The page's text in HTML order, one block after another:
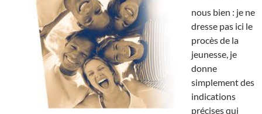
nous bien : je ne
dresse pas ici le
procès de la
jeunesse, je
donne
simplement des
indications
précises qui